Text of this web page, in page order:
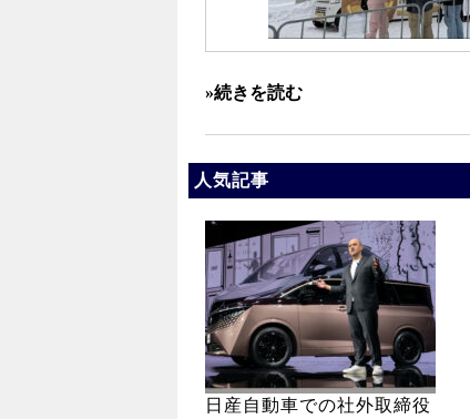
»続きを読む
人気記事
日産自動車での社外取締役